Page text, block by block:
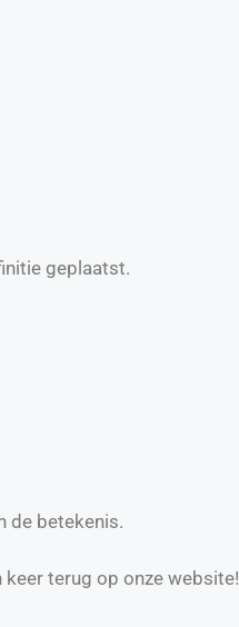
geplaatst.
de betekenis.
terug op onze website!